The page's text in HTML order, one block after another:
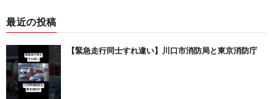
最近の投稿
【緊急走行同士すれ違い】川口市消防局と東京消防庁